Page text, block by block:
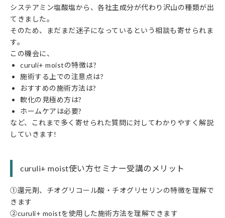
システアミン塩酸塩から、各社主成分が代わり沢山の種類が出
てきました。
そのため、まだまだ迷子になっているという相談も寄せられま
す。
この機会に、
curuli+ moistの特徴は?
施術する上での注意点は?
おすすめの施術方法は?
軟化の見極め方は?
ホームケアは必要?
など、これまで多く寄せられた質問に対してわかりやすく解説
していきます!
curuli+ moist使い方セミナー受講のメリット
①還元剤、チオグリコール酸・チオグリセリンの特徴を理解で
きます
②curuli+ moistを使用した施術方法を理解できます